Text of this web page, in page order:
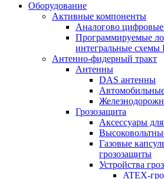
Оборудование
Активные компоненты
Аналогово цифровые
Программируемые
интегральные схемы
Антенно-фидерный тракт
Антенны
DAS антенны
Грозозащита
Аксессуары
Газовые
грозозащиты
Устройства
ATEX-